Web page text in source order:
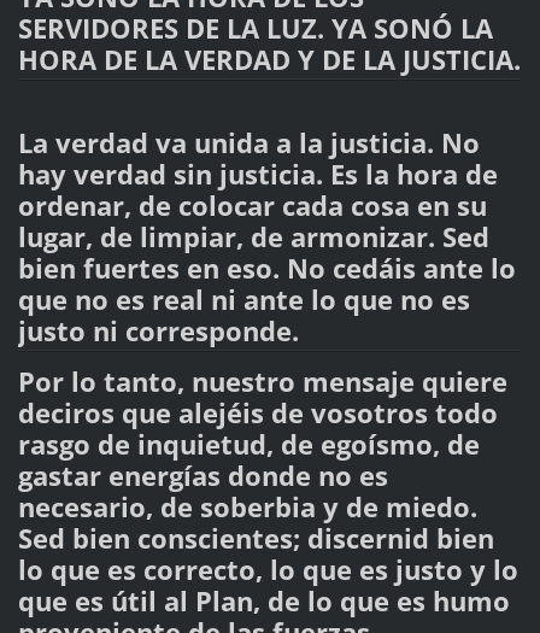
SERVIDORES DE LA LUZ. YA SONÓ LA
HORA DE LA VERDAD Y DE LA JUSTICIA.
La verdad va unida a la justicia. No
hay verdad sin justicia. Es la hora de
ordenar, de colocar cada cosa en su
lugar, de limpiar, de armonizar. Sed
bien fuertes en eso. No cedáis ante lo
que no es real ni ante lo que no es
justo ni corresponde.
Por lo tanto, nuestro mensaje quiere
deciros que alejéis de vosotros todo
rasgo de inquietud, de egoísmo, de
gastar energías donde no es
necesario, de soberbia y de miedo.
Sed bien conscientes; discernid bien
lo que es correcto, lo que es justo y lo
que es útil al Plan, de lo que es humo